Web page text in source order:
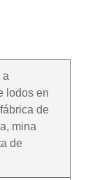
a
lodos en
de
mina
de